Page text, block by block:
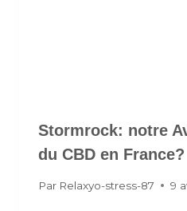
Stormrock: notre
du CBD en France?
Par Relaxyo-stress-87 9